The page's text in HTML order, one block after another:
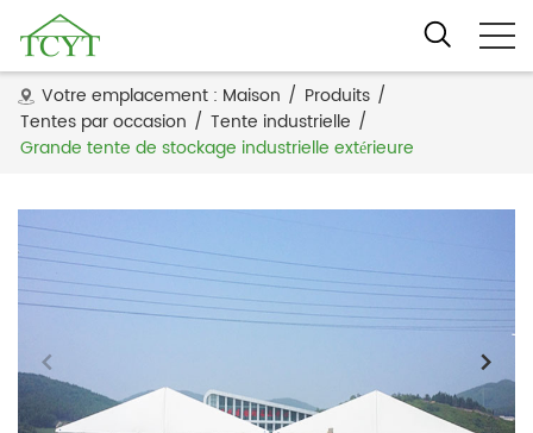
Votre emplacement : Maison / Produits /
Tentes par occasion / Tente industrielle /
Grande tente de stockage industrielle extérieure